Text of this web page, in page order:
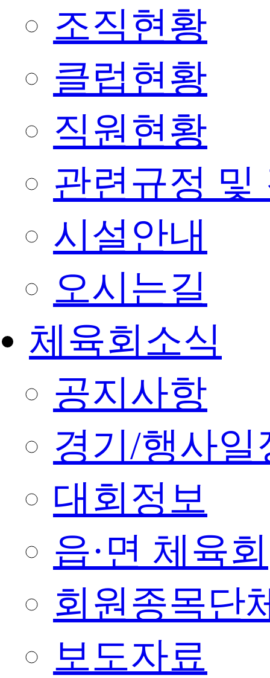
조직현황
클럽현황
직원현황
관련규정 및
시설안내
오시는길
체육회소식
공지사항
경기/행사일
대회정보
읍·면 체육회
회원종목단
보도자료